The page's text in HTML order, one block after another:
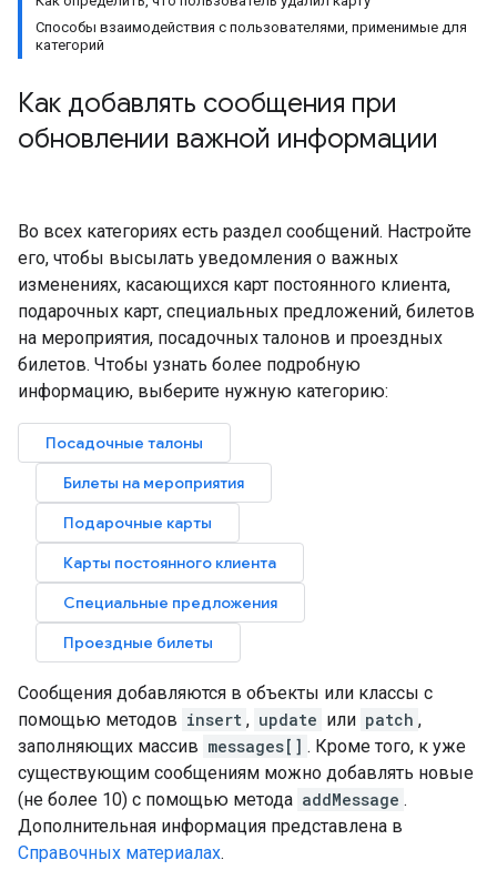
Способы взаимодействия с пользователями, применимые для
категорий
Как добавлять сообщения при
обновлении важной информации
Во всех категориях есть раздел сообщений. Настройте
его, чтобы высылать уведомления о важных
изменениях, касающихся карт постоянного клиента,
подарочных карт, специальных предложений, билетов
на мероприятия, посадочных талонов и проездных
билетов. Чтобы узнать более подробную
информацию, выберите нужную категорию:
Посадочные талоны
Билеты на мероприятия
Подарочные карты
Карты постоянного клиента
Специальные предложения
Проездные билеты
Сообщения добавляются в объекты или классы с
помощью методов insert , update или patch ,
заполняющих массив messages[] . Кроме того, к уже
существующим сообщениям можно добавлять новые
(не более 10) с помощью метода addMessage .
Дополнительная информация представлена в
Справочных материалах.